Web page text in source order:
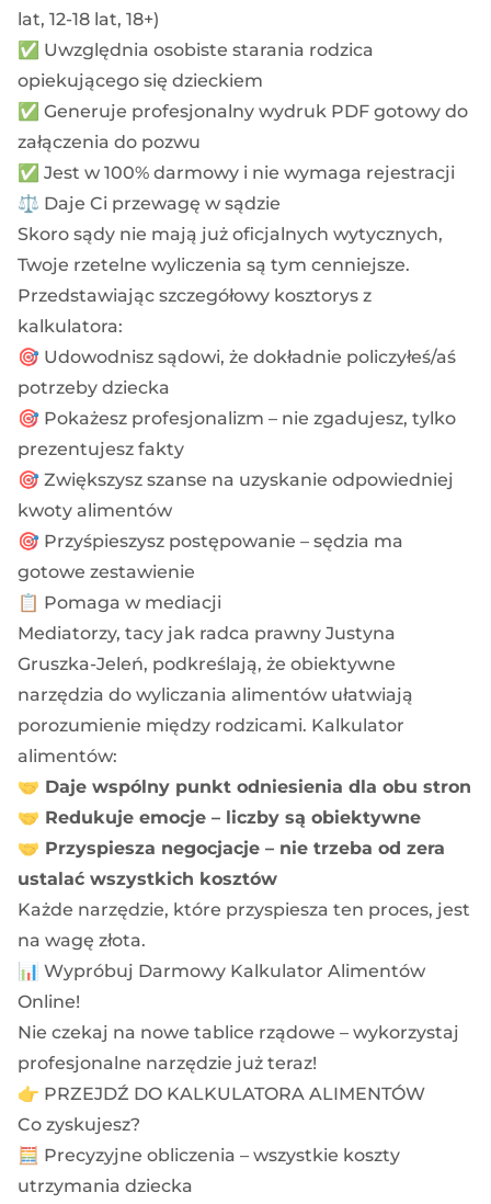
lat, 12-18 lat, 18+)
✅ Uwzględnia osobiste starania rodzica
opiekującego się dzieckiem
✅ Generuje profesjonalny wydruk PDF gotowy do
załączenia do pozwu
✅ Jest w 100% darmowy i nie wymaga rejestracji
⚖️ Daje Ci przewagę w sądzie
Skoro sądy nie mają już oficjalnych wytycznych,
Twoje rzetelne wyliczenia są tym cenniejsze.
Przedstawiając szczegółowy kosztorys z
kalkulatora:
🎯 Udowodnisz sądowi, że dokładnie policzyłeś/aś
potrzeby dziecka
🎯 Pokażesz profesjonalizm – nie zgadujesz, tylko
prezentujesz fakty
🎯 Zwiększysz szanse na uzyskanie odpowiedniej
kwoty alimentów
🎯 Przyśpieszysz postępowanie – sędzia ma
gotowe zestawienie
📋 Pomaga w mediacji
Mediatorzy, tacy jak radca prawny Justyna
Gruszka-Jeleń, podkreślają, że obiektywne
narzędzia do wyliczania alimentów ułatwiają
porozumienie między rodzicami. Kalkulator
alimentów:
🤝 Daje wspólny punkt odniesienia dla obu stron
🤝 Redukuje emocje – liczby są obiektywne
🤝 Przyspiesza negocjacje – nie trzeba od zera
ustalać wszystkich kosztów
Każde narzędzie, które przyspiesza ten proces, jest
na wagę złota.
📊 Wypróbuj Darmowy Kalkulator Alimentów
Online!
Nie czekaj na nowe tablice rządowe – wykorzystaj
profesjonalne narzędzie już teraz!
👉 PRZEJDŹ DO KALKULATORA ALIMENTÓW
Co zyskujesz?
🧮 Precyzyjne obliczenia – wszystkie koszty
utrzymania dziecka